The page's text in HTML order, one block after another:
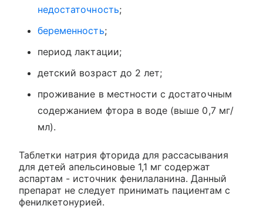
недостаточность;
беременность;
период лактации;
детский возраст до 2 лет;
проживание в местности с достаточным
содержанием фтора в воде (выше 0,7 мг/
мл).
Таблетки натрия фторида для рассасывания
для детей апельсиновые 1,1 мг содержат
аспартам - источник фенилаланина. Данный
препарат не следует принимать пациентам с
фенилкетонурией.